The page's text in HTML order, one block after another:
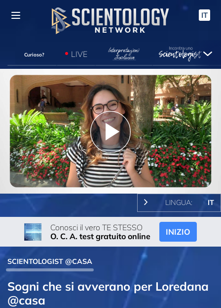
IT
Curioso? LIVE
Play
Video
LINGUA: IT
Conosci il vero TE STESSO
O. C. A. test gratuito online
INIZIO
SCIENTOLOGIST @CASA
Sogni che si avverano per Loredana
@casa